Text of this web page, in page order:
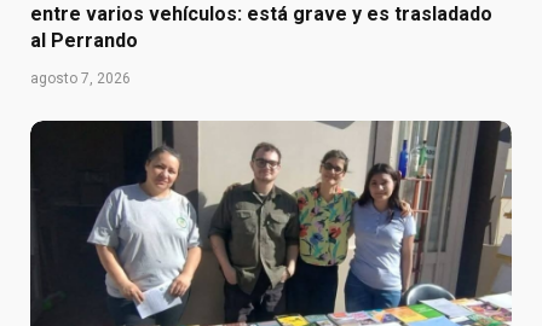
entre varios vehículos: está grave y es trasladado
al Perrando
agosto 7, 2026